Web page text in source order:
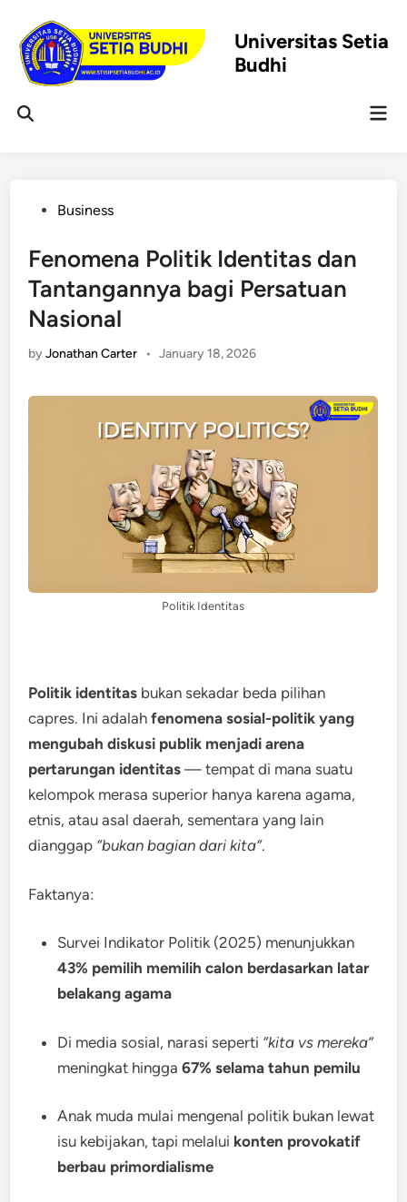
content
Universitas Setia
Budhi
Open
PostedBusiness
Fenomena Politik Identitas dan
Tantangannya bagi Persatuan
Nasional
byJonathan Carter • January 18, 2026
Politik Identitas
Politik identitas bukan sekadar beda pilihan
capres. Ini adalahfenomena sosial-politik yang
mengubah diskusi publik menjadi arena
pertarungan identitas — tempat di mana suatu
kelompok merasa superior hanya karena agama,
etnis, atau asal daerah, sementara yang lain
dianggap “bukan bagian dari kita”.
Faktanya:
Survei Indikator Politik (2025) menunjukkan
43% pemilih memilih calon berdasarkan latar
belakang agama
Di media sosial, narasi seperti “kita vs mereka”
meningkat hingga67% selama tahun pemilu
Anak muda mulai mengenal politik bukan lewat
isu kebijakan, tapi melalui konten provokatif
berbau primordialisme